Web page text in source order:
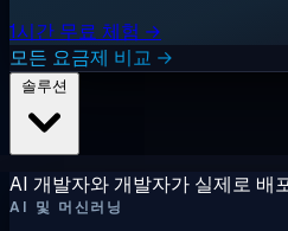
1시간 무료 체험 →
모든 요금제 비교 →
AI 개발자와 개발자가 실제로 배
AI 및 머신러닝